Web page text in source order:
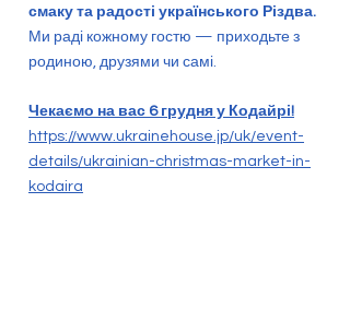
смаку та радості українського Різдва.
Ми раді кожному гостю — приходьте з
родиною, друзями чи самі.
Чекаємо на вас 6 грудня у Кодайрі!
https://www.ukrainehouse.jp/uk/event-
details/ukrainian-christmas-market-in-
kodaira